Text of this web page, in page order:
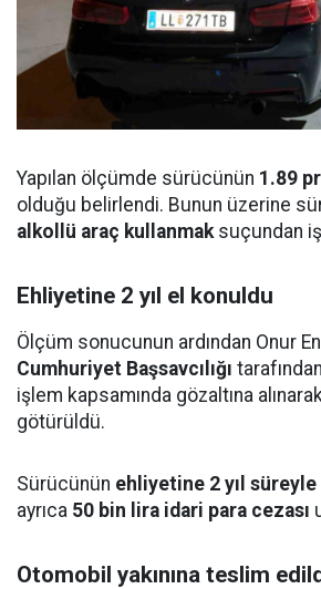
Yapılan ölçümde sürücünün 1.89
olduğu belirlendi. Bunun üzerine
alkollü araç kullanmaksuçundan
Ehliyetine 2 yıl el konuldu
Ölçüm sonucunun ardından Onur
Cumhuriyet Başsavcılığı
işlem kapsamında gözaltına
götürüldü.
Sürücünün ehliyetine 2 yıl
ayrıca 50 bin lira idari para cezası
Otomobil yakınına teslim